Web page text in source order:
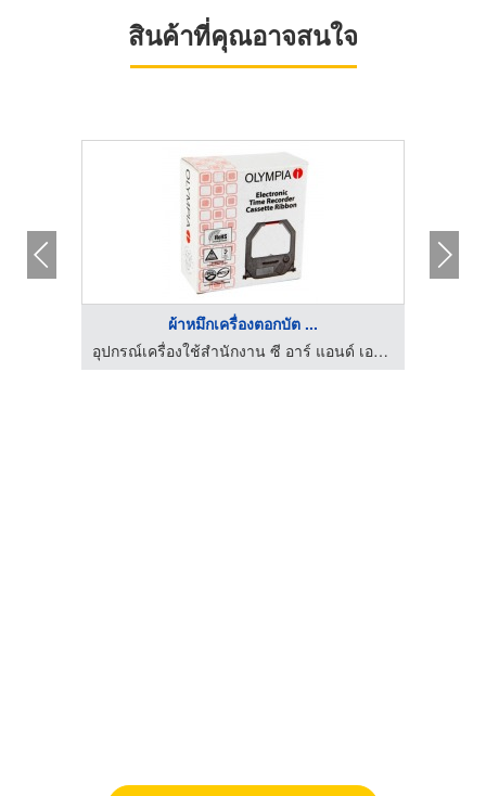
สินค้าที่คุณอาจสนใจ
ผ้าหมึกเครื่องตอกบัต ...
อุปกรณ์เครื่องใช้สำนักงาน ซี อาร์ แอนด์ เอส มาร์เก็ตติ้ง